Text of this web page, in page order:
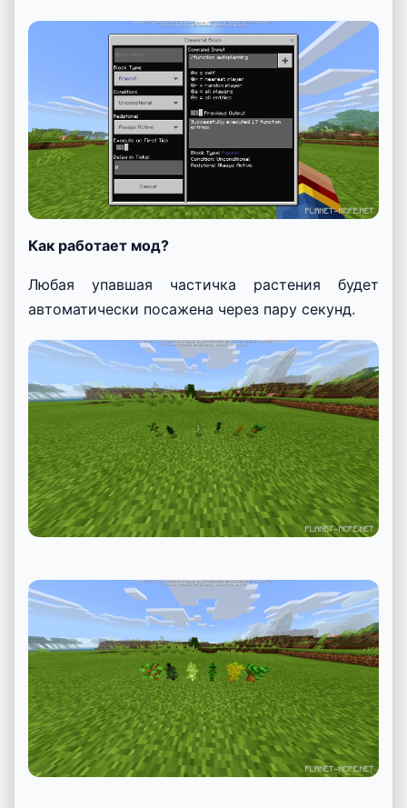
Как работает мод?
Любая упавшая частичка растения будет
автоматически посажена через пару секунд.